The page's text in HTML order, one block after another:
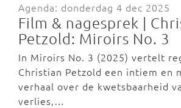
Agenda: donderdag 4 dec 2025
Film & nagesprek |
Petzold: Miroirs No. 3
In Miroirs No. 3 (2025) vertelt
Christian Petzold een intiem en
verhaal over de kwetsbaarheid
verlies,…